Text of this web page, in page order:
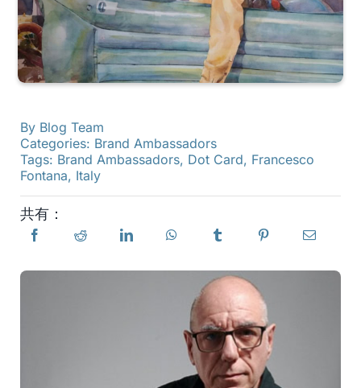
ブログ
販売店を探す
お問い合わせ
By Blog Team
Categories: Brand Ambassadors
Tags: Brand Ambassadors, Dot Card, Francesco
Fontana, Italy
共有：